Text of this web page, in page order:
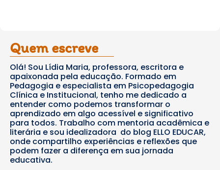
Quem escreve
Olá! Sou Lídia Maria, professora, escritora e
apaixonada pela educação. Formado em
Pedagogia e especialista em Psicopedagogia
Clínica e Institucional, tenho me dedicado a
entender como podemos transformar o
aprendizado em algo acessível e significativo
para todos. Trabalho com mentoria acadêmica e
literária e sou idealizadora do blog ELLO EDUCAR,
onde compartilho experiências e reflexões que
podem fazer a diferença em sua jornada
educativa.